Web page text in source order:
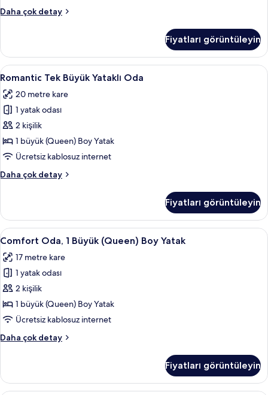
Daha çok detay
Junior
fazla
detay
Fiyatları görüntüleyin
Romantic
Tek
Büyük
Yataklı
Oda
için
tüm
görün
Romantic Tek Büyük Yataklı Oda |
5
Romantic Tek Büyük Yataklı Oda
20 metre kare
1 yatak odası
2 kişilik
1 büyük (Queen) Boy Yatak
Ücretsiz kablosuz internet
Daha çok detay
Romantic
Oda
hakkında
daha
detay
Fiyatları görüntüleyin
Comfort
Oda,
1
Büyük
(Queen)
Boy
Yatak
tüm
Comfort Oda, 1 Büyük (Queen) Boy
5
Comfort Oda, 1 Büyük (Queen) Boy Yatak
17 metre kare
1 yatak odası
2 kişilik
1 büyük (Queen) Boy Yatak
Ücretsiz kablosuz internet
Daha çok detay
Comfort
(Queen)
Boy
Fiyatları görüntüleyin